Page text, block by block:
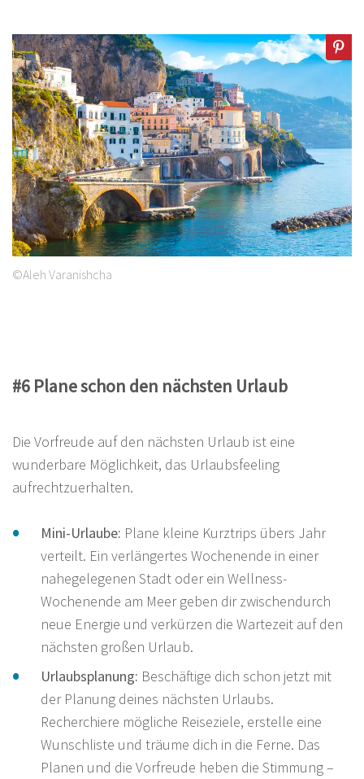
©Aleh Varanishcha
#6 Plane schon den nächsten Urlaub
Die Vorfreude auf den nächsten Urlaub ist eine
wunderbare Möglichkeit, das Urlaubsfeeling
aufrechtzuerhalten.
Mini-Urlaube: Plane kleine Kurztrips übers Jahr
verteilt. Ein verlängertes Wochenende in einer
nahegelegenen Stadt oder ein Wellness-
Wochenende am Meer geben dir zwischendurch
neue Energie und verkürzen die Wartezeit auf den
nächsten großen Urlaub.
Urlaubsplanung: Beschäftige dich schon jetzt mit
der Planung deines nächsten Urlaubs.
Recherchiere mögliche Reiseziele, erstelle eine
Wunschliste und träume dich in die Ferne. Das
Planen und die Vorfreude heben die Stimmung –